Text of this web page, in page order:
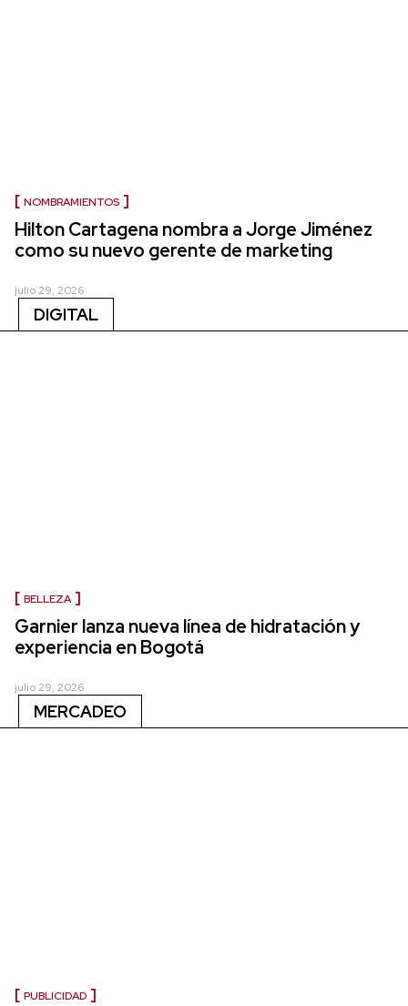
NOMBRAMIENTOS
Hilton Cartagena nombra a Jorge Jiménez
como su nuevo gerente de marketing
julio 29, 2026
DIGITAL
BELLEZA
Garnier lanza nueva línea de hidratación y
experiencia en Bogotá
julio 29, 2026
MERCADEO
PUBLICIDAD